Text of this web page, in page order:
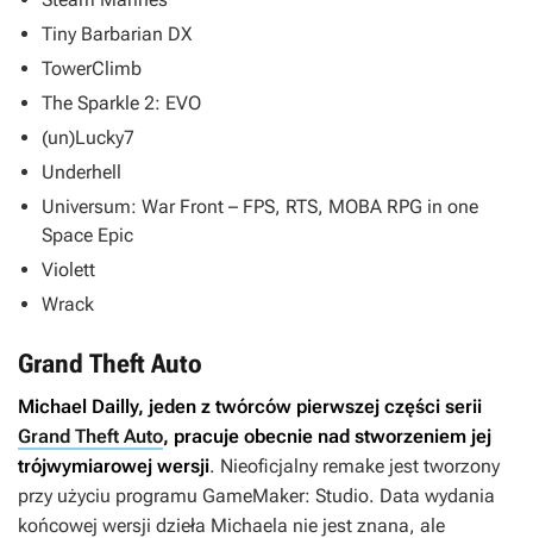
Tiny Barbarian DX
TowerClimb
The Sparkle 2: EVO
(un)Lucky7
Underhell
Universum: War Front – FPS, RTS, MOBA RPG in one
Space Epic
Violett
Wrack
Grand Theft Auto
Michael Dailly, jeden z twórców pierwszej części serii
Grand Theft Auto, pracuje obecnie nad stworzeniem jej
trójwymiarowej wersji. Nieoficjalny remake jest tworzony
przy użyciu programu GameMaker: Studio. Data wydania
końcowej wersji dzieła Michaela nie jest znana, ale